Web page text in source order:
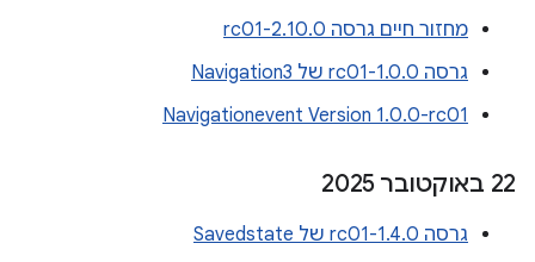
מחזור חיים גרסה 2.10.0-rc01
גרסה 1.0.0-rc01 של Navigation3
Navigationevent Version 1.0.0-rc01
‫22 באוקטובר 2025
גרסה 1.4.0-rc01 של Savedstate